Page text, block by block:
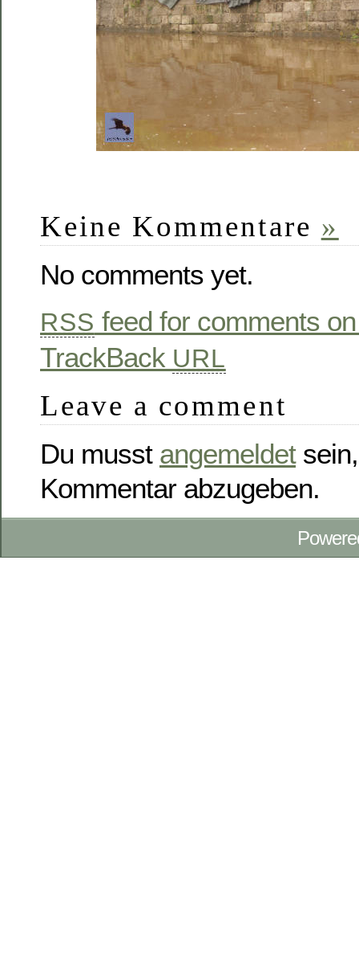
Keine Kommentare »
No comments yet.
RSS feed for comments
TrackBack URL
Leave a comment
Du musst angemeldet
Kommentar abzugeben.